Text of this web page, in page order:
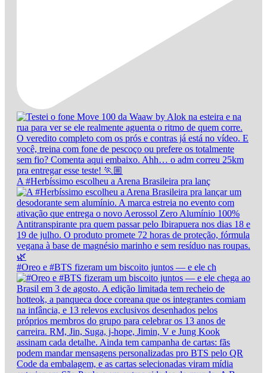
A #Herbíssimo escolheu a Arena Brasileira pra lanç
#Oreo e #BTS fizeram um biscoito juntos — e ele ch